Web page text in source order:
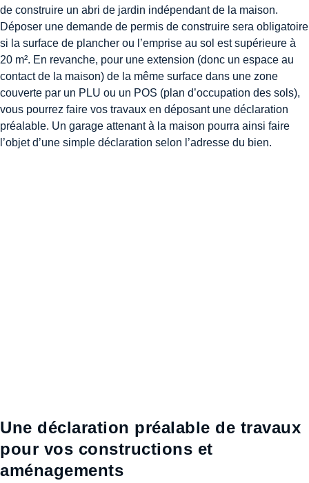
de construire un abri de jardin indépendant de la maison.
Déposer une demande de permis de construire sera obligatoire
si la surface de plancher ou l’emprise au sol est supérieure à
20 m². En revanche, pour une extension (donc un espace au
contact de la maison) de la même surface dans une zone
couverte par un PLU ou un POS (plan d’occupation des sols),
vous pourrez faire vos travaux en déposant une déclaration
préalable. Un garage attenant à la maison pourra ainsi faire
l’objet d’une simple déclaration selon l’adresse du bien.
Une déclaration préalable de travaux
pour vos constructions et
aménagements